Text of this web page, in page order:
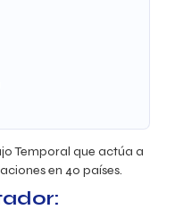
Temporal que actúa a
en 40 países.